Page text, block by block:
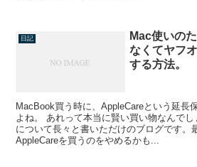
日記
Mac使いの
なくてヤフ
する方法。
MacBook買う時に、AppleCareという延長
よね。 あれって本当に賢い買い物なんでし
について長々と書いただけのブログです。
AppleCareを買うのをやめるかも...